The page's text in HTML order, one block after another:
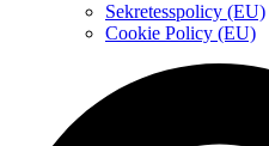
Sekretesspolicy (EU)
Cookie Policy (EU)